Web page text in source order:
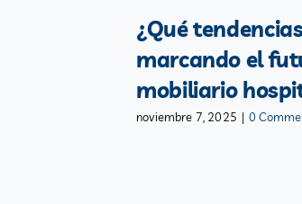
¿Qué
marcando el
mobiliario
noviembre 7, 2025 | 0